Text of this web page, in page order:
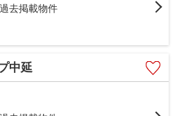
過去掲載物件
中延